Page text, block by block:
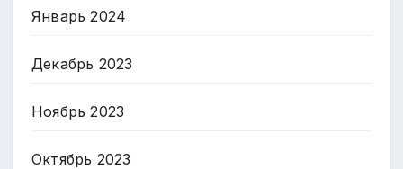
Январь 2024
Декабрь 2023
Ноябрь 2023
Октябрь 2023